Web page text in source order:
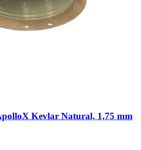
Kevlar Natural, 1,75 mm